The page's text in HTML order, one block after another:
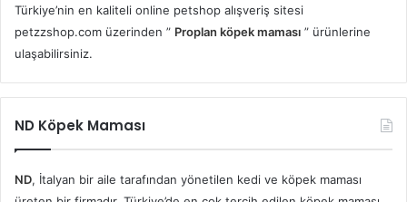
Türkiye’nin en kaliteli online petshop alışveriş sitesi
petzzshop.com üzerinden ” Proplan köpek maması ” ürünlerine
ulaşabilirsiniz.
ND Köpek Maması
ND, İtalyan bir aile tarafından yönetilen kedi ve köpek maması